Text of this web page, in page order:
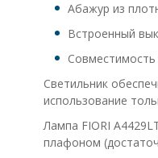
Абажур из
Встроенный
Светильник
использование
Лампа FIORI
плафоном